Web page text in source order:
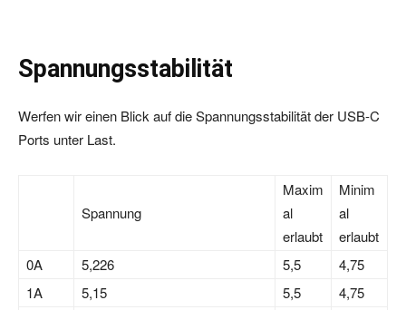
Spannungsstabilität
Werfen wir einen Blick auf die Spannungsstabilität der USB-C
Ports unter Last.
Spannung
Maxim
al
erlaubt
Minim
al
erlaubt
0A
5,226 5,5
4,75
1A
5,15 5,5
4,75